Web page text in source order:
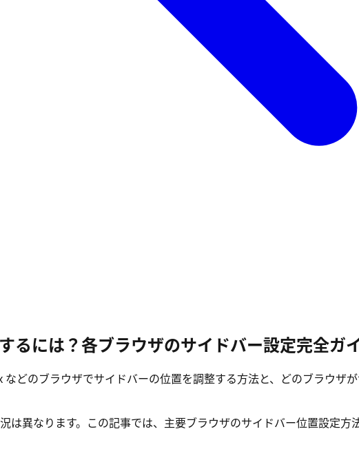
るには？各ブラウザのサイドバー設定完全ガ
どのブラウザでサイドバーの位置を調整する方法と、どのブラウザ
は異なります。この記事では、主要ブラウザのサイドバー位置設定